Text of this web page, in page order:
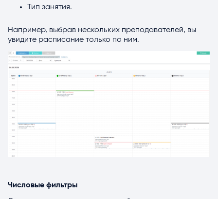
Тип занятия.
Например, выбрав нескольких преподавателей, вы
увидите расписание только по ним.
Числовые фильтры